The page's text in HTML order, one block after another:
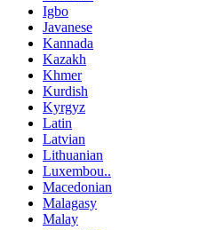
Igbo
Javanese
Kannada
Kazakh
Khmer
Kurdish
Kyrgyz
Latin
Latvian
Lithuanian
Luxembou..
Macedonian
Malagasy
Malay